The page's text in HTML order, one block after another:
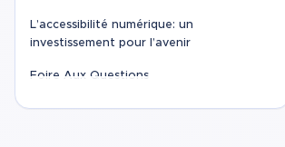
L’accessibilité numérique: un
investissement pour l’avenir
Foire Aux Questions